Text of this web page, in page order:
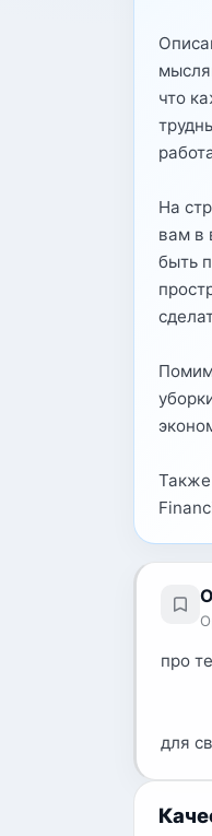
что
На
вам в
быть
Также
про
для